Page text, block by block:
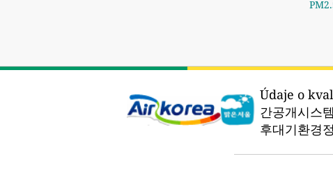
Údaje o
간공개시스
후대기환경